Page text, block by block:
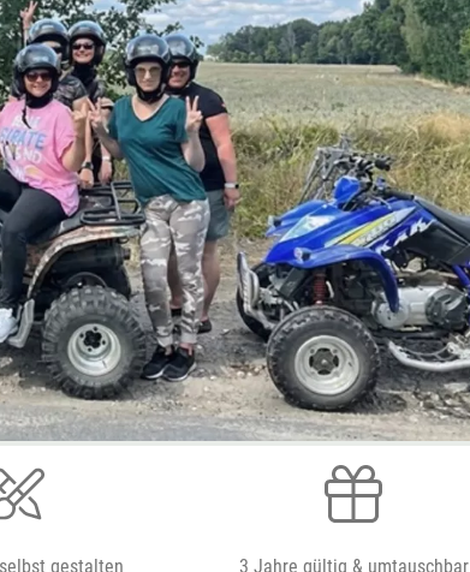
gestalten 3 Jahre gültig & umtauschbar